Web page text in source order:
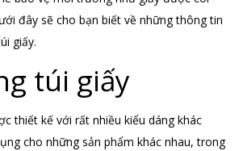
đây sẽ cho bạn biết về những thông tin
giấy.
túi giấy
thiết kế với rất nhiều kiểu dáng khác
cho những sản phẩm khác nhau, trong